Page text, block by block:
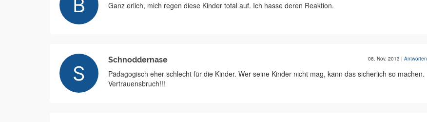
Ganz erlich, mich regen diese Kinder total auf. Ich hasse deren Reaktion.
Schnoddernase 08. Nov. 2013 | Antworten
Pädagogisch eher schlecht für die Kinder. Wer seine Kinder nicht mag, kann das sicherlich so machen.
Vertrauensbruch!!!